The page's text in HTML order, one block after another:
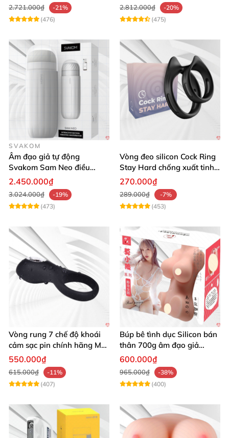
2.721.000₫
-21%
(476)
2.812.000₫
-20%
(475)
SVAKOM
Âm đạo giả tự động
Svakom Sam Neo điều
khiển app webcam cao cấp
2.450.000₫
3.024.000₫
-19%
(473)
Vòng đeo silicon Cock Ring
Stay Hard chống xuất tinh
sớm
270.000₫
289.000₫
-7%
(453)
Vòng rung 7 chế độ khoái
cảm sạc pin chính hãng Mỹ
cực phê
550.000₫
615.000₫
-11%
(407)
Búp bê tình dục Silicon bán
thân 700g âm đạo giả
nguyên khối giống thật
600.000₫
965.000₫
-38%
(400)